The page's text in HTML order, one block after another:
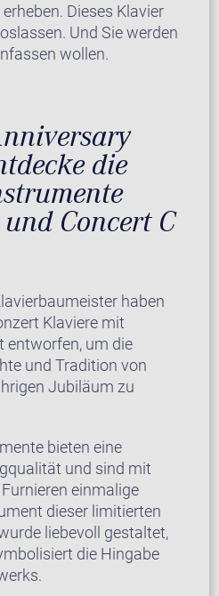
Dieses Klavier
Und Sie werden
wollen.
die
Concert C
haben
Klaviere mit
entworfen, um die
und Tradition von
Jubiläum zu
bieten eine
und sind mit
einmalige
dieser limitierten
liebevoll gestaltet,
die Hingabe